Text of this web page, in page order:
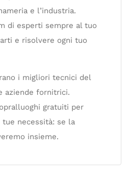
e l’industria.
di esperti sempre al tuo
e risolvere ogni tuo
i migliori tecnici del
aziende fornitrici.
gratuiti per
necessità: se la
insieme.